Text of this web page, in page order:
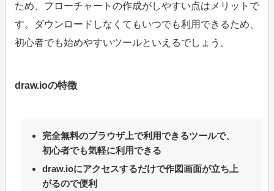
ため、フローチャートの作成がしやすい点はメリットで
す。ダウンロードしなくてもいつでも利用できるため、
初心者でも始めやすいツールといえるでしょう。
draw.ioの特徴
完全無料のブラウザ上で利用できるツールで、
初心者でも気軽に利用できる
draw.ioにアクセスするだけで作図画面が立ち上
がるので便利